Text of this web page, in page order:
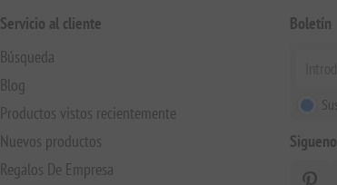
Servicio al cliente
Búsqueda
Blog
Productos vistos recientemente
Nuevos productos
Regalos De Empresa
Boletín